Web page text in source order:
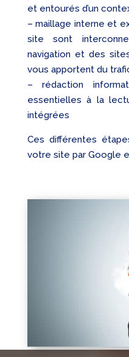
et entourés d’un
– maillage interne et
site sont
navigation et des
vous apportent du
– rédaction
essentielles à la
intégrées
Ces différentes
votre site par Google